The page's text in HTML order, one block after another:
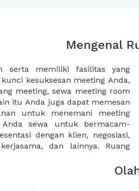
Mengenal
serta memiliki fasilitas yang
kesuksesan meeting Anda,
meeting, sewa meeting room
itu Anda juga dapat memesan
untuk menemani meeting
sewa untuk bermacam-
dengan klien, negosiasi,
dan lainnya. Ruang
tempat duduk sesuai
Ribuan ruang meeting
corak interior, lokasi yang
budget meeting Anda,
kebutuhan klien Anda. Sewa
mempermudah meeting Anda